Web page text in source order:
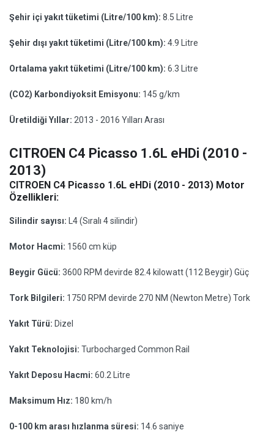
Şehir içi yakıt tüketimi (Litre/100 km): 8.5 Litre
Şehir dışı yakıt tüketimi (Litre/100 km): 4.9 Litre
Ortalama yakıt tüketimi (Litre/100 km): 6.3 Litre
(CO2) Karbondiyoksit Emisyonu: 145 g/km
Üretildiği Yıllar: 2013 - 2016 Yılları Arası
CITROEN C4 Picasso 1.6L eHDi (2010 -
2013)
CITROEN C4 Picasso 1.6L eHDi (2010 - 2013) Motor
Özellikleri:
Silindir sayısı: L4 (Sıralı 4 silindir)
Motor Hacmi: 1560 cm küp
Beygir Gücü: 3600 RPM devirde 82.4 kilowatt (112 Beygir) Güç
Tork Bilgileri: 1750 RPM devirde 270 NM (Newton Metre) Tork
Yakıt Türü: Dizel
Yakıt Teknolojisi: Turbocharged Common Rail
Yakıt Deposu Hacmi: 60.2 Litre
Maksimum Hız: 180 km/h
0-100 km arası hızlanma süresi: 14.6 saniye